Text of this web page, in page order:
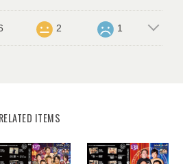
2 1
RELATED ITEMS